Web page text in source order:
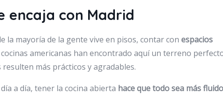
encaja con Madrid
la mayoría de la gente vive en pisos, contar con espacios
americanas han encontrado aquí un terreno
más prácticos y agradables.
a día, tener la cocina abierta hace que todo sea más fluido